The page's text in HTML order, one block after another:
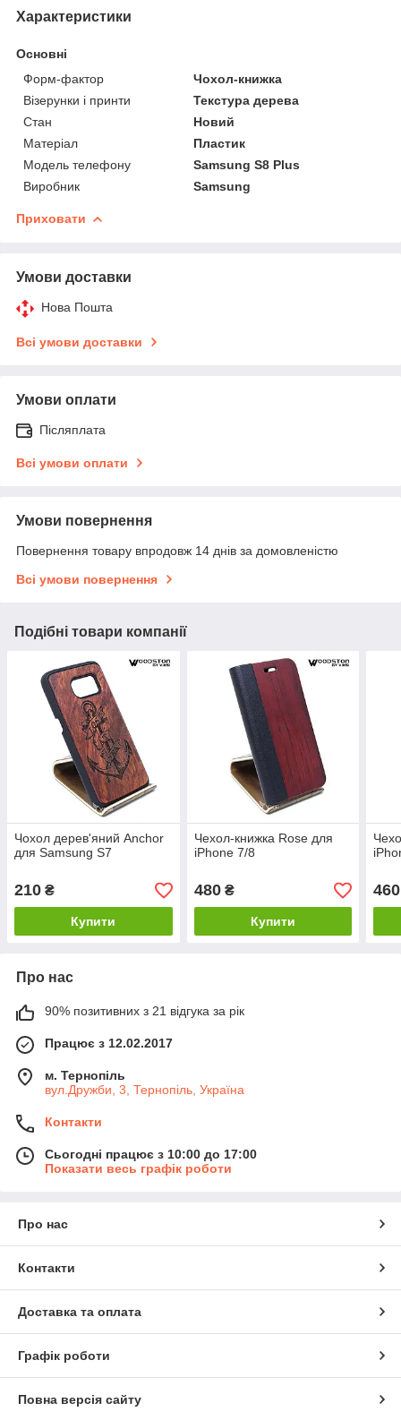
Характеристики
Основні
Форм-фактор
Чохол-книжка
Візерунки і принти
Текстура дерева
Стан
Новий
Матеріал
Пластик
Модель телефону
Samsung S8 Plus
Виробник
Samsung
Приховати
Умови доставки
Нова Пошта
Всі умови доставки
Умови оплати
Післяплата
Всі умови оплати
Умови повернення
Повернення товару впродовж 14 днів за домовленістю
Всі умови повернення
Подібні товари компанії
Чохол дерев'яний Anchor
для Samsung S7
210 ₴
Купити
Чехол-книжка Rose для
iPhone 7/8
480₴
Купити
460
Про нас
90% позитивних з 21 відгука за рік
Працює з 12.02.2017
м. Тернопіль
вул.Дружби, 3, Тернопіль, Україна
Контакти
Сьогодні працює з 10:00 до 17:00
Показати весь графік роботи
Про нас
Контакти
Доставка та оплата
Графік роботи
Повна версія сайту